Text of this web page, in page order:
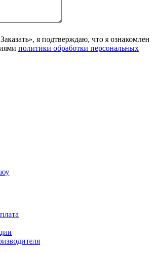
я подтверждаю, что я ознакомлен
политики обработки персональных